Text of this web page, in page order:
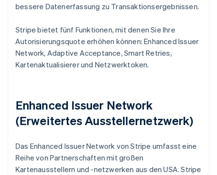
bessere Datenerfassung zu Transaktionsergebnissen.
Stripe bietet fünf Funktionen, mit denen Sie Ihre
Autorisierungsquote erhöhen können: Enhanced Issuer
Network, Adaptive Acceptance, Smart Retries,
Kartenaktualisierer und Netzwerktoken.
Enhanced Issuer Network
(Erweitertes Ausstellernetzwerk)
Das Enhanced Issuer Network von Stripe umfasst eine
Reihe von Partnerschaften mit großen
Kartenausstellern und -netzwerken aus den USA. Stripe